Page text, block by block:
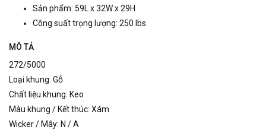
Sản phẩm: 59L x 32W x 29H
Công suất trọng lượng: 250 lbs
MÔ TẢ
272/5000
Loại khung: Gỗ
Chất liệu khung: Keo
Màu khung / Kết thúc: Xám
Wicker / Mây: N / A